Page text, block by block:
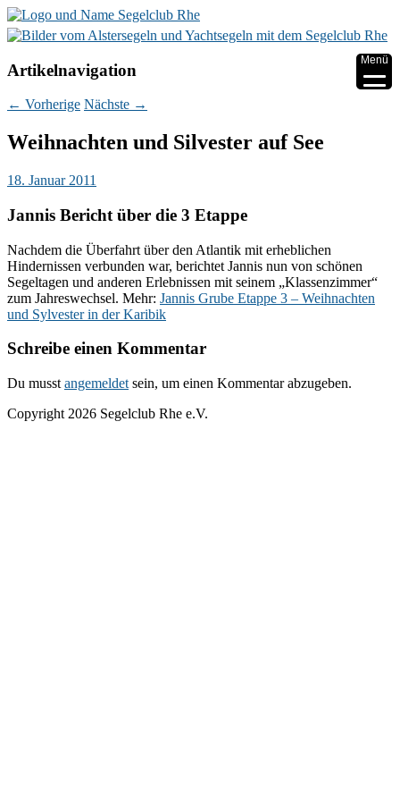
Artikelnavigation
← Vorherige Nächste →
Weihnachten und Silvester auf See
18. Januar 2011
Jannis Bericht über die 3 Etappe
Nachdem die Überfahrt über den Atlantik mit erheblichen
Hindernissen verbunden war, berichtet Jannis nun von schönen
Segeltagen und anderen Erlebnissen mit seinem „Klassenzimmer“
zum Jahreswechsel. Mehr: Jannis Grube Etappe 3 – Weihnachten
und Sylvester in der Karibik
Schreibe einen Kommentar
Du musst angemeldet sein, um einen Kommentar abzugeben.
Copyright 2026 Segelclub Rhe e.V.
Menü